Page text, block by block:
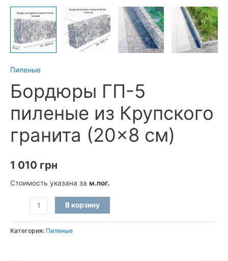
Пиленые
Бордюры ГП-5
пиленые из Крупского
гранита (20×8 см)
1 010 грн
Стоимость указана за м.пог.
Количество
товара
Бордюры
В корзину
Категория: Пиленые